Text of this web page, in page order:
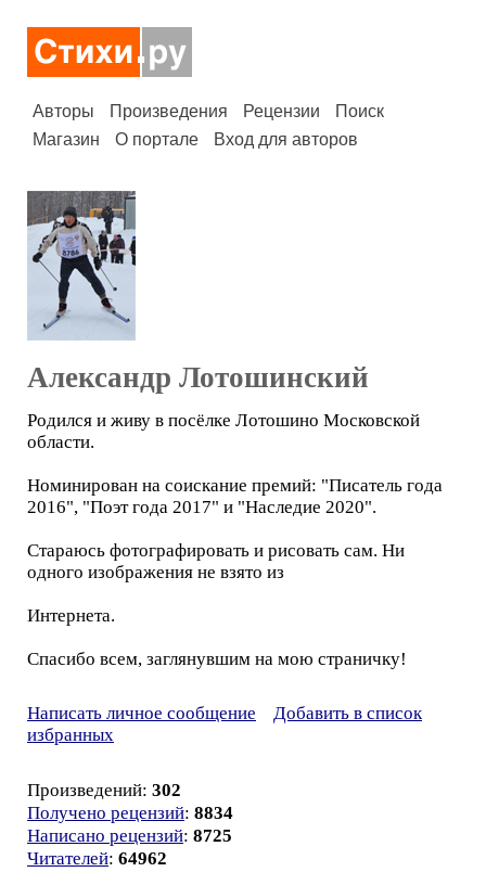
Авторы Произведения Рецензии
Поиск
Магазин
О портале Вход для авторов
Александр Лотошинский
Родился и живу в посёлке Лотошино Московской
области.
Номинирован на соискание премий: "Писатель года
2016", "Поэт года 2017" и "Наследие 2020".
Стараюсь фотографировать и рисовать сам. Ни
одного изображения не взято из
Интернета.
Спасибо всем, заглянувшим на мою страничку!
Написать личное сообщение
Добавить в список
избранных
Произведений: 302
Получено рецензий: 8834
Написано рецензий: 8725
Читателей: 64962